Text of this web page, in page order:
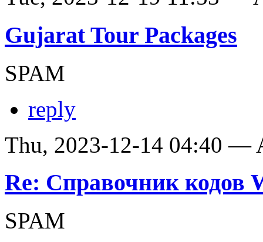
Gujarat Tour Packages
SPAM
reply
Thu, 2023-12-14 04:40 —
Re: Справочник кодов
SPAM